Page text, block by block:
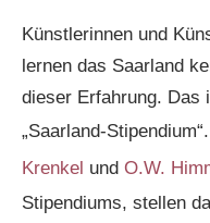
Künstlerinnen und
lernen das Saarland
dieser Erfahrung. Das
„Saarland-
Krenkel und O.W.
Stipendiums, stellen